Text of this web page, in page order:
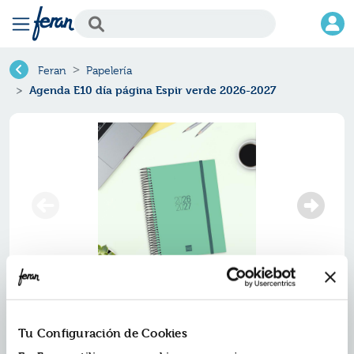
Tu Configuración de Cookies
Feran Papelería
Agenda E10 día página Espir verde 2026-2027